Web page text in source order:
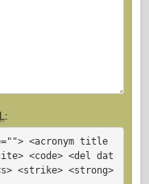
:
<acronym title
<code> <del dat
<strike> <strong>